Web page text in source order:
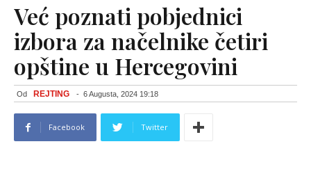
Već poznati pobjednici
izbora za načelnike četiri
opštine u Hercegovini
Od REJTING - 6 Augusta, 2024 19:18
Facebook Twitter